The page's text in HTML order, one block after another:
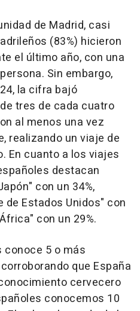
de Madrid, casi
(83%) hicieron
el último año, con una
Sin embargo,
la cifra bajó
tres de cada cuatro
al menos una vez
realizando un viaje de
En cuanto a los viajes
destacan
con un 34%,
Estados Unidos" con
con un 29%.
conoce 5 o más
que España
cervecero
conocemos 10